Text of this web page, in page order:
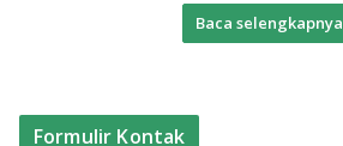
Baca selengkapnya
Formulir Kontak